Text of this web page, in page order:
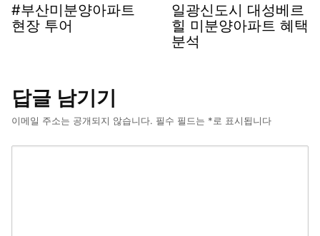
#부산미분양아파트
현장 투어
일광신도시 대성베르
힐 미분양아파트 혜택
분석
답글 남기기
이메일 주소는 공개되지 않습니다. 필수 필드는 *로 표시됩니다